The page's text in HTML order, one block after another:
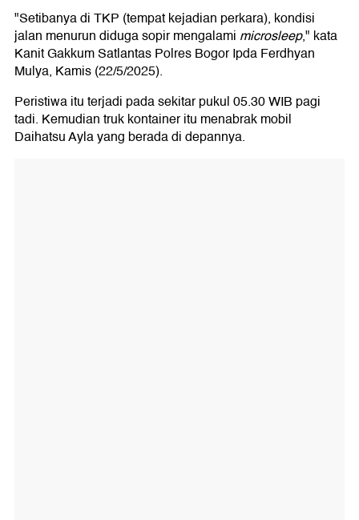
"Setibanya di TKP (tempat kejadian perkara), kondisi
jalan menurun diduga sopir mengalami microsleep," kata
Kanit Gakkum Satlantas Polres Bogor Ipda Ferdhyan
Mulya, Kamis (22/5/2025).
Peristiwa itu terjadi pada sekitar pukul 05.30 WIB pagi
tadi. Kemudian truk kontainer itu menabrak mobil
Daihatsu Ayla yang berada di depannya.